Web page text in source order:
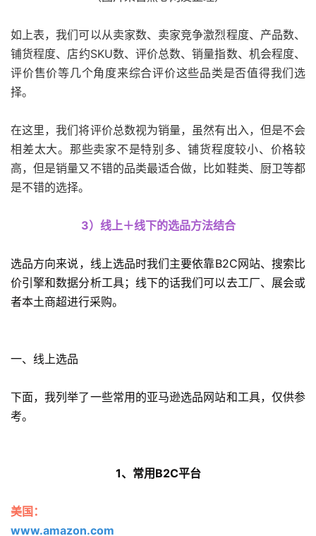
如上表，我们可以从卖家数、卖家竞争激烈程度、产品数、
铺货程度、店约SKU数、评价总数、销量指数、机会程度、
评价售价等几个角度来综合评价这些品类是否值得我们选
择。
在这里，我们将评价总数视为销量，虽然有出入，但是不会
相差太大。那些卖家不是特别多、铺货程度较小、价格较
高，但是销量又不错的品类最适合做，比如鞋类、厨卫等都
是不错的选择。
3）线上＋线下的选品方法结合
选品方向来说，线上选品时我们主要依靠B2C网站、搜索比
价引擎和数据分析工具；线下的话我们可以去工厂、展会或
者本土商超进行采购。
一、线上选品
下面，我列举了一些常用的亚马逊选品网站和工具，仅供参
考。
1、常用B2C平台
美国：
www.amazon.com